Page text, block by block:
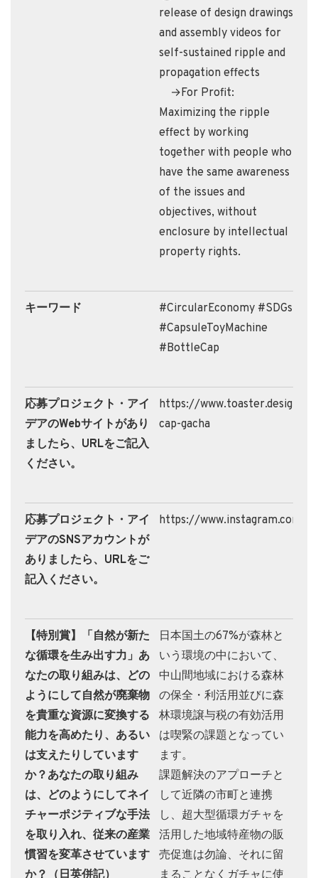
release of design drawings
and assembly videos for
self-sustained ripple and
propagation effects
→For Profit:
Maximizing the ripple
effect by working
together with people who
have the same awareness
of the issues and
objectives, without
enclosure by intellectual
property rights.
キーワード
#CircularEconomy #SDGs
#CapsuleToyMachine
#BottleCap
応募プロジェクト・アイ
デアのWebサイトがあり
ましたら、URLをご記入
ください。
https://www.toaster.design/
cap-gacha
応募プロジェクト・アイ
デアのSNSアカウントが
ありましたら、URLをご
記入ください。
https://www.instagram.com/
【特別賞】「自然が新た
な循環を生み出す力」あ
なたの取り組みは、どの
ようにして自然が廃棄物
を貴重な資源に変換する
能力を高めたり、あるい
は支えたりしています
か？あなたの取り組み
は、どのようにしてネイ
チャーポジティブな手法
を取り入れ、従来の産業
慣習を変革させています
日本国土の67%が森林と
いう環境の中において、
中山間地域における森林
の保全・利活用並びに森
林環境譲与税の有効活用
は喫緊の課題となってい
ます。
課題解決のアプローチと
して近隣の市町と連携
し、超大型循環ガチャを
活用した地域特産物の販
売促進は勿論、それに留